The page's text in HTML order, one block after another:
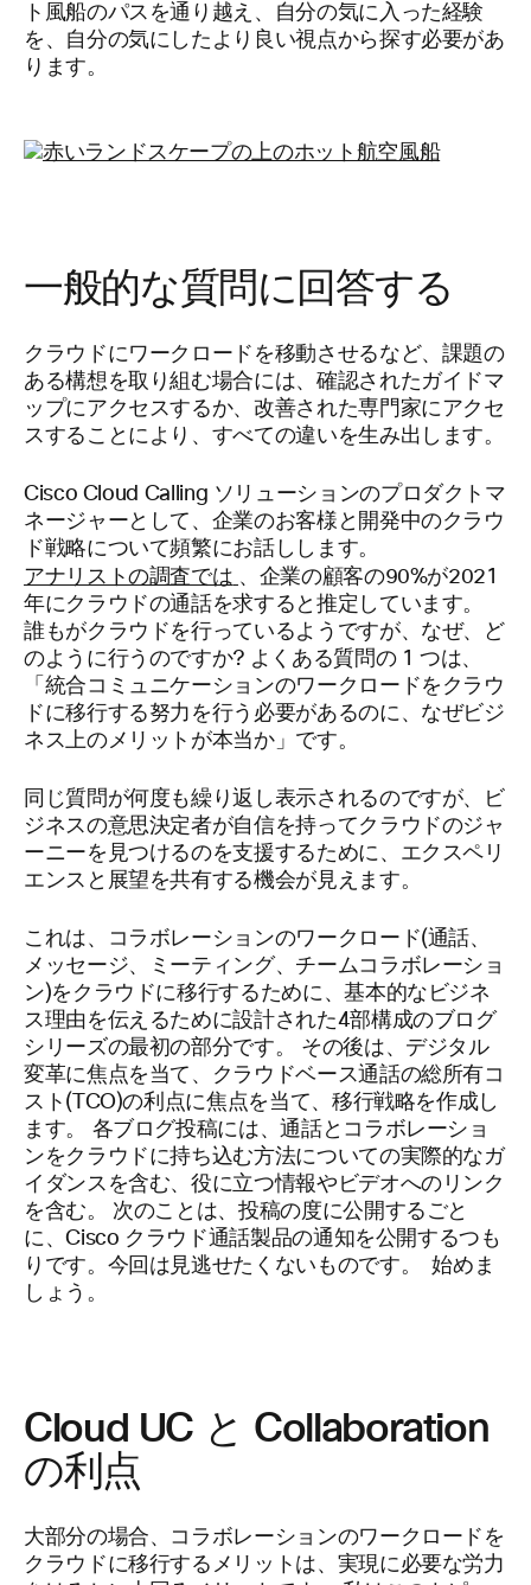
ト風船のパスを通り越え、自分の気に入った経験
を、自分の気にしたより良い視点から探す必要があ
ります。
一般的な質問に回答する
クラウドにワークロードを移動させるなど、課題の
ある構想を取り組む場合には、確認されたガイドマ
ップにアクセスするか、改善された専門家にアクセ
スすることにより、すべての違いを生み出します。
Cisco Cloud Calling ソリューションのプロダクトマ
ネージャーとして、企業のお客様と開発中のクラウ
ド戦略について頻繁にお話しします。
アナリストの調査では 、企業の顧客の90%が2021
年にクラウドの通話を求すると推定しています。
誰もがクラウドを行っているようですが、なぜ、ど
のように行うのですか? よくある質問の 1 つは、
「統合コミュニケーションのワークロードをクラウ
ドに移行する努力を行う必要があるのに、なぜビジ
ネス上のメリットが本当か」です。
同じ質問が何度も繰り返し表示されるのですが、ビ
ジネスの意思決定者が自信を持ってクラウドのジャ
ーニーを見つけるのを支援するために、エクスペリ
エンスと展望を共有する機会が見えます。
これは、コラボレーションのワークロード(通話、
メッセージ、ミーティング、チームコラボレーショ
ン)をクラウドに移行するために、基本的なビジネ
ス理由を伝えるために設計された4部構成のブログ
シリーズの最初の部分です。 その後は、デジタル
変革に焦点を当て、クラウドベース通話の総所有コ
スト(TCO)の利点に焦点を当て、移行戦略を作成し
ます。 各ブログ投稿には、通話とコラボレーショ
ンをクラウドに持ち込む方法についての実際的なガ
イダンスを含む、役に立つ情報やビデオへのリンク
を含む。 次のことは、投稿の度に公開するごと
に、Cisco クラウド通話製品の通知を公開するつも
りです。今回は見逃せたくないものです。 始めま
しょう。
Cloud UC と Collaboration
の利点
大部分の場合、コラボレーションのワークロードを
クラウドに移行するメリットは、実現に必要な労力